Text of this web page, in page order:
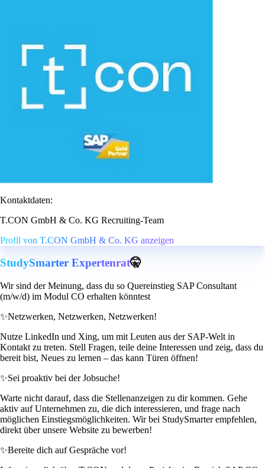
Kontaktdaten:
T.CON GmbH & Co. KG Recruiting-Team
Profil von T.CON GmbH & Co. KG anzeigen
StudySmarter Expertenrat🤫
Wir sind der Meinung, dass du so Quereinstieg SAP Consultant
(m/w/d) im Modul CO erhalten könntest
✨Netzwerken, Netzwerken, Netzwerken!
Nutze LinkedIn und Xing, um mit Leuten aus der SAP-Welt in
Kontakt zu treten. Stell Fragen, teile deine Interessen und zeig, dass du
bereit bist, Neues zu lernen – das kann Türen öffnen!
✨Sei proaktiv bei der Jobsuche!
Warte nicht darauf, dass die Stellenanzeigen zu dir kommen. Gehe
aktiv auf Unternehmen zu, die dich interessieren, und frage nach
möglichen Einstiegsmöglichkeiten. Wir bei StudySmarter empfehlen,
direkt über unsere Website zu bewerben!
✨Bereite dich auf Gespräche vor!